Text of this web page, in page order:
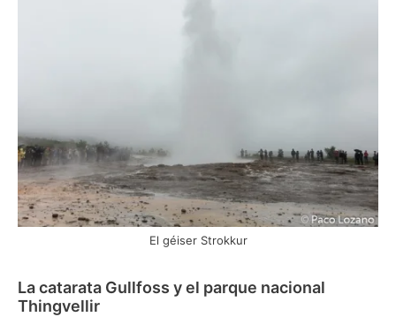
El géiser Strokkur
La catarata Gullfoss y el parque nacional
Thingvellir